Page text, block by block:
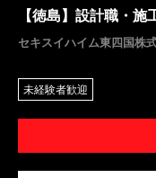
【徳島】設計職・施
セキスイハイム東四国株
未経験者歓迎